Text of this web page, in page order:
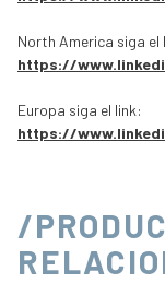
North America siga el
https://
Europa siga el link:
https://
/